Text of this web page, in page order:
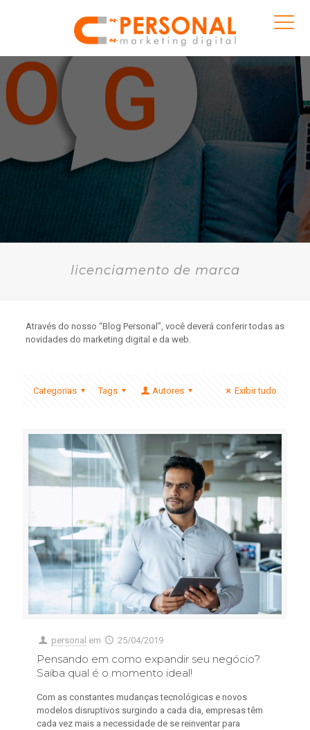
licenciamento de marca
Através do nosso “Blog Personal”, você deverá conferir todas as
novidades do marketing digital e da web.
Categorias Tags Autores Exibir tudo
personal em 25/04/2019
Pensando em como expandir seu negócio?
Saiba qual é o momento ideal!
Com as constantes mudanças tecnológicas e novos
modelos disruptivos surgindo a cada dia, empresas têm
cada vez mais a necessidade de se reinventar para